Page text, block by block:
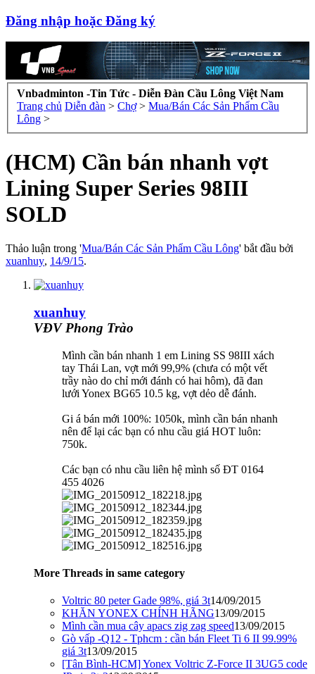
Đăng nhập hoặc Đăng ký
Vnbadminton -Tin Tức - Diễn Đàn Cầu Lông Việt Nam
Trang chủ Diễn đàn > Chợ > Mua/Bán Các Sản Phẩm Cầu
Lông >
(HCM) Cần bán nhanh vợt
Lining Super Series 98III
SOLD
Thảo luận trong 'Mua/Bán Các Sản Phẩm Cầu Lông' bắt đầu bởi
xuanhuy, 14/9/15.
xuanhuy
VĐV Phong Trào
Mình cần bán nhanh 1 em Lining SS 98III xách
tay Thái Lan, vợt mới 99,9% (chưa có một vết
trầy nào do chỉ mới đánh có hai hôm), đã đan
lưới Yonex BG65 10.5 kg, vợt dẻo dễ đánh.
Gi á bán mới 100%: 1050k, mình cần bán nhanh
nên để lại các bạn có nhu cầu giá HOT luôn:
750k.
Các bạn có nhu cầu liên hệ mình số ĐT 0164
455 4026
More Threads in same category
Voltric 80 peter Gade 98%, giá 3t14/09/2015
KHĂN YONEX CHÍNH HÃNG13/09/2015
Mình cần mua cây apacs zig zag speed13/09/2015
Gò vấp -Q12 - Tphcm : cần bán Fleet Ti 6 II 99.99%
giá 3t13/09/2015
[Tân Bình-HCM] Yonex Voltric Z-Force II 3UG5 code